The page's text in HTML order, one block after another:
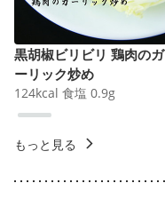
黒胡椒ビリビリ 鶏肉のガ
ーリック炒め
124kcal 食塩 0.9g
もっと見る